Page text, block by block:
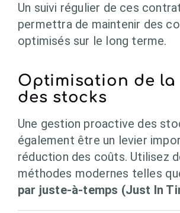
Un suivi régulier de ces
permettra de maintenir des
optimisés sur le long terme.
Optimisation de la
des stocks
Une gestion proactive des
également être un levier
réduction des coûts. Utilisez
méthodes modernes telles
par juste-à-temps (Just In